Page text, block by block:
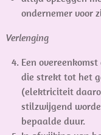
ondernemer voor
Verlenging
Een
die strekt tot het
(elektriciteit
stilzwijgend
bepaalde duur.